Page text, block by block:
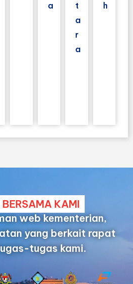
a
t
a
r
a
h
BERSAMA KAMI
web kementerian,
yang berkait rapat
tugas kami.